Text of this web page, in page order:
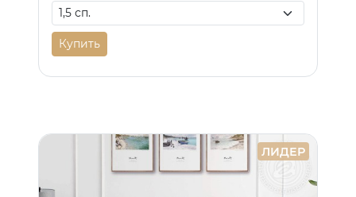
Купить
ЛИДЕР